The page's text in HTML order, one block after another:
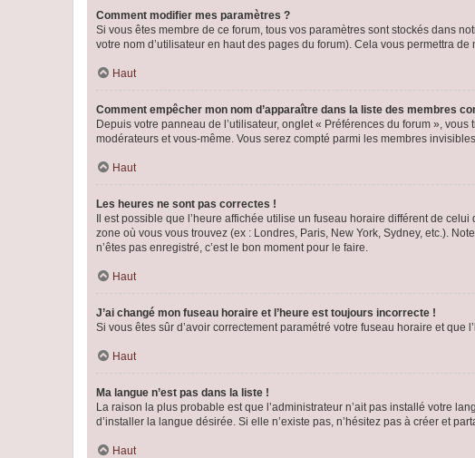
Comment modifier mes paramètres ?
Si vous êtes membre de ce forum, tous vos paramètres sont stockés dans
votre nom d’utilisateur en haut des pages du forum). Cela vous permettra
Haut
Comment empêcher mon nom d’apparaître dans la liste des membres
Depuis votre panneau de l’utilisateur, onglet « Préférences du forum », vous
modérateurs et vous-même. Vous serez compté parmi les membres
Haut
Les heures ne sont pas correctes !
Il est possible que l’heure affichée utilise un fuseau horaire différent de
zone où vous vous trouvez (ex : Londres, Paris, New York, Sydney, etc.).
n’êtes pas enregistré, c’est le bon moment pour le faire.
Haut
J’ai changé mon fuseau horaire et l’heure est toujours incorrecte !
Si vous êtes sûr d’avoir correctement paramétré votre fuseau horaire et
Haut
Ma langue n’est pas dans la liste !
La raison la plus probable est que l’administrateur n’ait pas installé votre
d’installer la langue désirée. Si elle n’existe pas, n’hésitez pas à créer et
Haut